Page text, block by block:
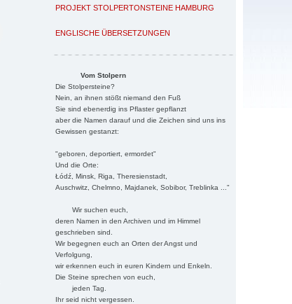
PROJEKT STOLPERTONSTEINE HAMBURG
ENGLISCHE ÜBERSETZUNGEN
Vom Stolpern
Die Stolpersteine?
Nein, an ihnen stößt niemand den Fuß
Sie sind ebenerdig ins Pflaster gepflanzt
aber die Namen darauf und die Zeichen sind uns ins
Gewissen gestanzt:
"geboren, deportiert, ermordet"
Und die Orte:
Łódź, Minsk, Riga, Theresienstadt,
Auschwitz, Chelmno, Majdanek, Sobibor, Treblinka ..."
Wir suchen euch,
deren Namen in den Archiven und im Himmel
geschrieben sind.
Wir begegnen euch an Orten der Angst und
Verfolgung,
wir erkennen euch in euren Kindern und Enkeln.
Die Steine sprechen von euch,
jeden Tag.
Ihr seid nicht vergessen.